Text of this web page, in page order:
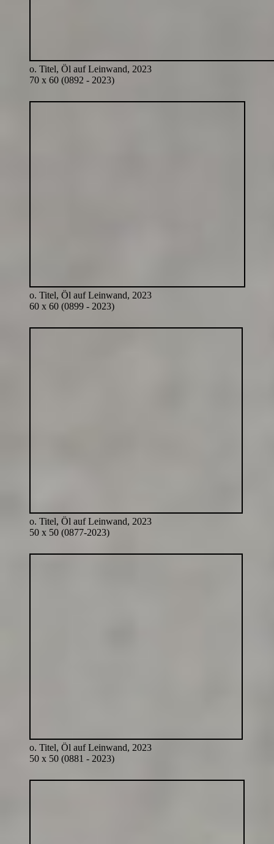
o. Titel, Öl auf Leinwand, 2023
70 x 60 (0892 - 2023)
o. Titel, Öl auf Leinwand, 2023
60 x 60 (0899 - 2023)
o. Titel, Öl auf Leinwand, 2023
50 x 50 (0877-2023)
o. Titel, Öl auf Leinwand, 2023
50 x 50 (0881 - 2023)